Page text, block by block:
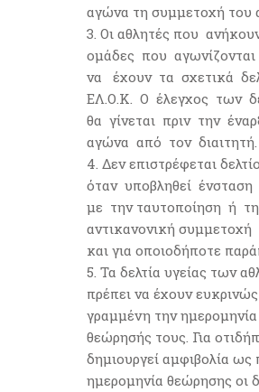
αγώνα τη συμμετοχή τoυ
Οι αθλητές που
ομάδες που αγωνίζονται
να έχουν τα σχετικά
ΕΛ.Ο.Κ. Ο έλεγχος των
θα γίνεται πριν την
αγώνα από τον διαιτητή.
Δεν επιστρέφεται
όταν υποβληθεί ένσταση
με την ταυτοποίηση ή
αντικανονική συμμετοχή
και για οποιοδήποτε
Τα δελτία υγείας των
πρέπει να έχουν ευκρινώς
γραμμένη την ημερομηνία
θεώρησής τους. Για
δημιουργεί αμφιβολία ως
ημερομηνία θεώρησης οι